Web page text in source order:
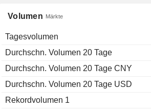
Volumen Märkte
Tagesvolumen
Durchschn. Volumen 20 Tage
Durchschn. Volumen 20 Tage CNY
Durchschn. Volumen 20 Tage USD
Rekordvolumen 1